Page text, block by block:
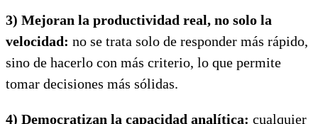
3) Mejoran la productividad real, no solo la
velocidad: no se trata solo de responder más rápido,
sino de hacerlo con más criterio, lo que permite
tomar decisiones más sólidas.
4) Democratizan la capacidad analítica: cualquier